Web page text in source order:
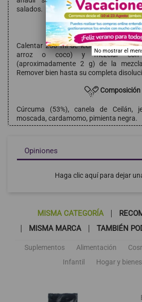
salados.
Modo de
Calentar 250 ml de leche vegetal (se
arroz o coco) y mezclar con
(aproximadamente 2 g) de la
Remover bien hasta su completa
Composición
Cúrcuma (53%), canela de Ceilán,
moscada, cardamomo, pimienta negra.
Opiniones
Haga clic aquí para dejar
MISMA CATEGORÍA
MISMA MARCA
TAMBIÉN
Suplementos Alimentación
Infantil
Hogar y
No mostrar el